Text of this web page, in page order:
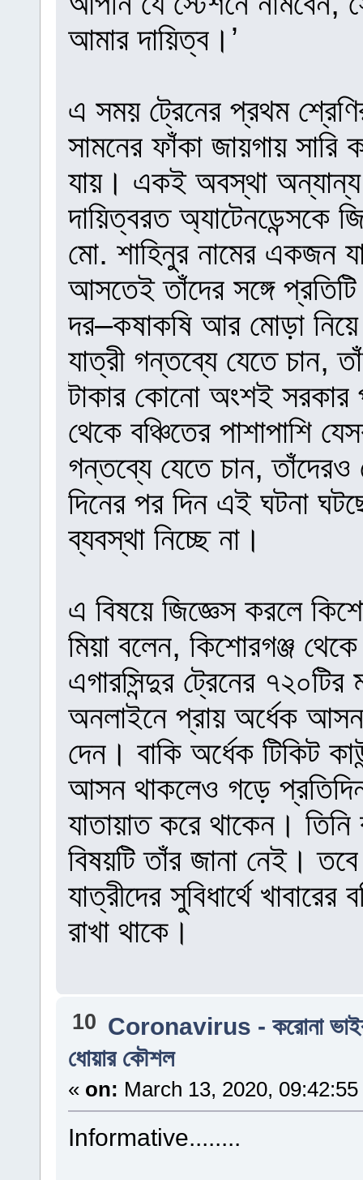
আমার দায়িত্ব।’
এ সময় ট্রেনের প্রথম
সামনের ফাঁকা জায়গায় সারি
যায়। একই অবস্থা অন্যান্য
দায়িত্বরত অ্যাটেনডেন্সকে
মো. শাহিনুর নামের একজন
আসতেই তাঁদের সঙ্গে প্রতিটি
দর–কষাকষি আর মোড়া নিয়ে
যাত্রী গন্তব্যে যেতে চান,
টাকার কোনো অংশই সরকার
থেকে বঞ্চিতের পাশাপাশি
গন্তব্যে যেতে চান,
দিনের পর দিন এই ঘটনা
ব্যবস্থা নিচ্ছে না।
এ বিষয়ে জিজ্ঞেস করলে
মিয়া বলেন, কিশোরগঞ্জ
এগারসিন্দুর ট্রেনের
অনলাইনে প্রায় অর্ধেক আসন
দেন। বাকি অর্ধেক টিকিট
আসন থাকলেও গড়ে
যাতায়াত করে থাকেন।
বিষয়টি তাঁর জানা নেই।
যাত্রীদের সুবিধার্থে
রাখা থাকে।
10 Coronavirus - করোনা
ধোয়ার কৌশল
« on: March 13, 2020,
Informative........